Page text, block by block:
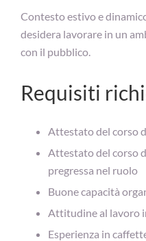
Contesto estivo e
desidera lavorare in un
con il pubblico.
Requisiti
Attestato del corso
Attestato del corso
pregressa nel ruolo
Buone capacità
Attitudine al lavoro
Esperienza in